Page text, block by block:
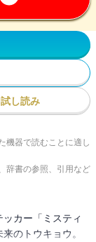
試し読み
機器で読むことに適し
辞書の参照、引用など
カー「ミスティ
のトウキョウ。